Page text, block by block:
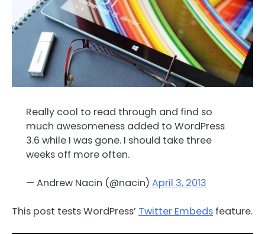
Really cool to read through and find so
much awesomeness added to WordPress
3.6 while I was gone. I should take three
weeks off more often.
— Andrew Nacin (@nacin) April 3, 2013
This post tests WordPress’ Twitter Embeds feature.